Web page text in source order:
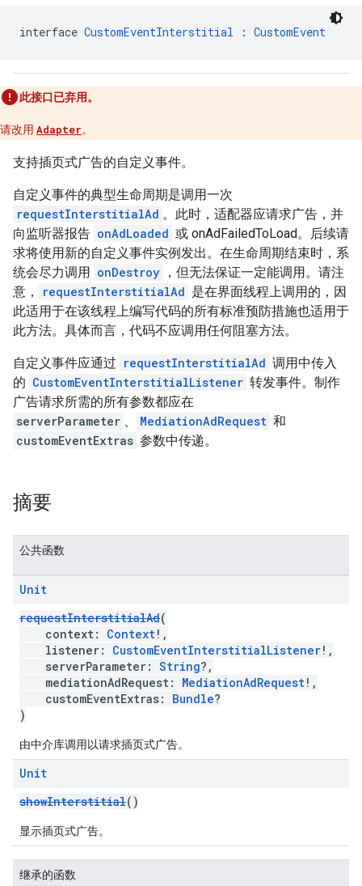
interface CustomEventInterstitial : CustomEvent
此接口已弃用。
请改用 Adapter。
支持插页式广告的自定义事件。
自定义事件的典型生命周期是调用一次
requestInterstitialAd 。此时，适配器应请求广告，并
向监听器报告 onAdLoaded 或 onAdFailedToLoad。后续请
求将使用新的自定义事件实例发出。在生命周期结束时，系
统会尽力调用 onDestroy ，但无法保证一定能调用。请注
意，
requestInterstitialAd 是在界面线程上调用的，因
此适用于在该线程上编写代码的所有标准预防措施也适用于
此方法。具体而言，代码不应调用任何阻塞方法。
自定义事件应通过 requestInterstitialAd 调用中传入
的 CustomEventInterstitialListener 转发事件。制作
广告请求所需的所有参数都应在
serverParameter 、 MediationAdRequest 和
customEventExtras 参数中传递。
摘要
公共函数
Unit
requestInterstitialAd(
context: Context!,
listener: CustomEventInterstitialListener!,
serverParameter: String?,
mediationAdRequest: MediationAdRequest!,
customEventExtras: Bundle?
)
由中介库调用以请求插页式广告。
Unit
showInterstitial()
显示插页式广告。
继承的函数